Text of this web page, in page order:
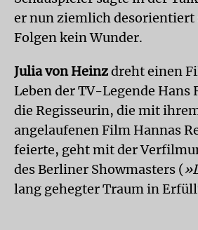
er nun ziemlich desorientiert
Folgen kein Wunder.
Julia von Heinzdreht einen
Leben der TV-Legende Hans
die Regisseurin, die mit
angelaufenen Film Hannas
feierte, geht mit der
des Berliner Showmasters (
lang gehegter Traum in